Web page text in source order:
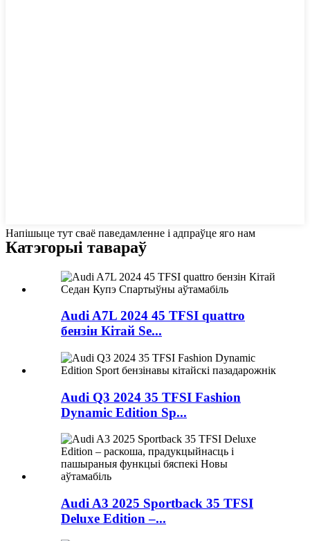
Напішыце тут сваё паведамленне і адпраўце яго нам
Катэгорыі тавараў
Audi A7L 2024 45 TFSI quattro
бензін Кітай Se...
Audi Q3 2024 35 TFSI Fashion
Dynamic Edition Sp...
Audi A3 2025 Sportback 35 TFSI
Deluxe Edition –...